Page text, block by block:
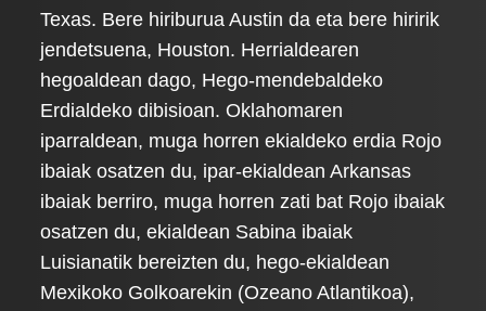
Texas. Bere hiriburua Austin da eta bere hiririk
jendetsuena, Houston. Herrialdearen
hegoaldean dago, Hego-mendebaldeko
Erdialdeko dibisioan. Oklahomaren
iparraldean, muga horren ekialdeko erdia Rojo
ibaiak osatzen du, ipar-ekialdean Arkansas
ibaiak berriro, muga horren zati bat Rojo ibaiak
osatzen du, ekialdean Sabina ibaiak
Luisianatik bereizten du, hego-ekialdean
Mexikoko Golkoarekin (Ozeano Atlantikoa),